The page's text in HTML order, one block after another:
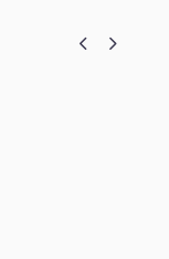
 